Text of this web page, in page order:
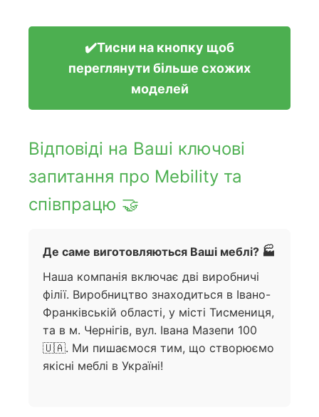
✔️Тисни на кнопку щоб
переглянути більше схожих
моделей
Відповіді на Ваші ключові
запитання про Mebility та
співпрацю 🤝
Де саме виготовляються Ваші меблі? 🏭
Наша компанія включає дві виробничі
філії. Виробництво знаходиться в Івано-
Франківській області, у місті Тисмениця,
та в м. Чернігів, вул. Івана Мазепи 100
🇺🇦. Ми пишаємося тим, що створюємо
якісні меблі в Україні!